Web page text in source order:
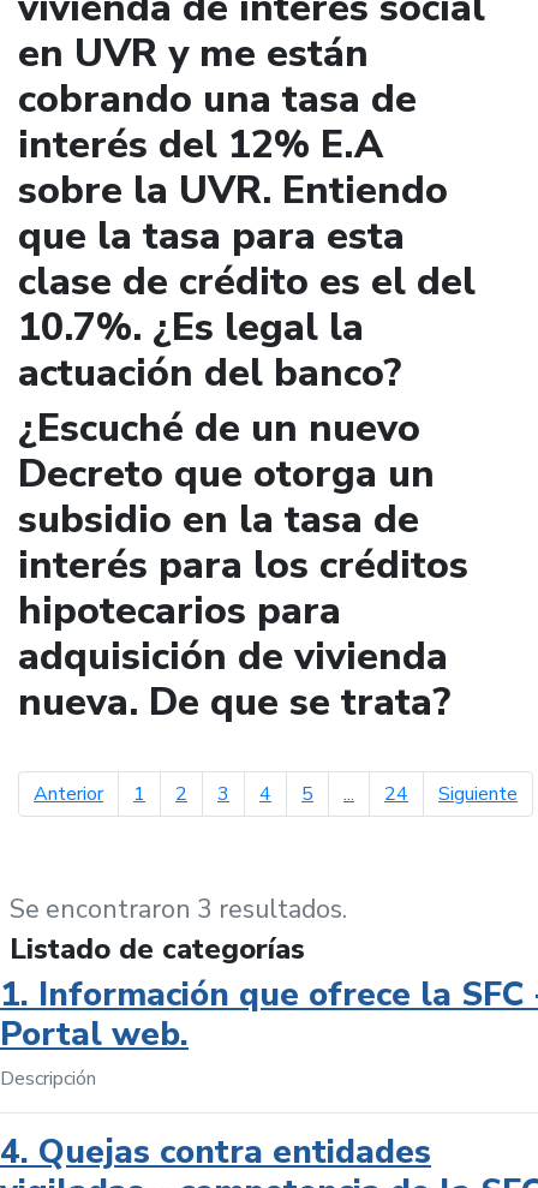
en UVR y me están
cobrando una tasa de
interés del 12% E.A
sobre la UVR. Entiendo
que la tasa para esta
clase de crédito es el del
10.7%. ¿Es legal la
actuación del banco?
¿Escuché de un nuevo
Decreto que otorga un
subsidio en la tasa de
interés para los créditos
hipotecarios para
adquisición de vivienda
nueva. De que se trata?
Anteriorpágina anterior
1 2 3 4 5 ... 24 Siguiente
Se encontraron 3 resultados.
Listado de categorías
1. Información que ofrece la SFC
Portal web.
Descripción
4. Quejas contra entidades